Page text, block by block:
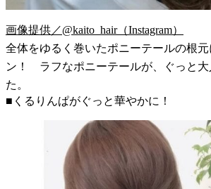
画像提供／@kaito_hair（Instagram）
全体をゆるく巻いたポニーテールの根
ン！ ラフなポニーテールが、ぐっと大
た。
■くるりんぱがぐっと華やかに！